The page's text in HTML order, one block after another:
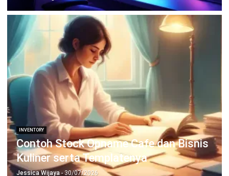
dan Pihak yang Dilibatkan
Jessica Wijaya - 23/07/2026
INVENTORY
15 KPI Inventory Management yang